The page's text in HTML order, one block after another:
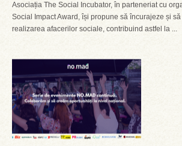
Asociația The Social Incubator, în parteneriat cu
Social Impact Award, își propune să încurajeze și
realizarea afacerilor sociale, contribuind astfel la ...